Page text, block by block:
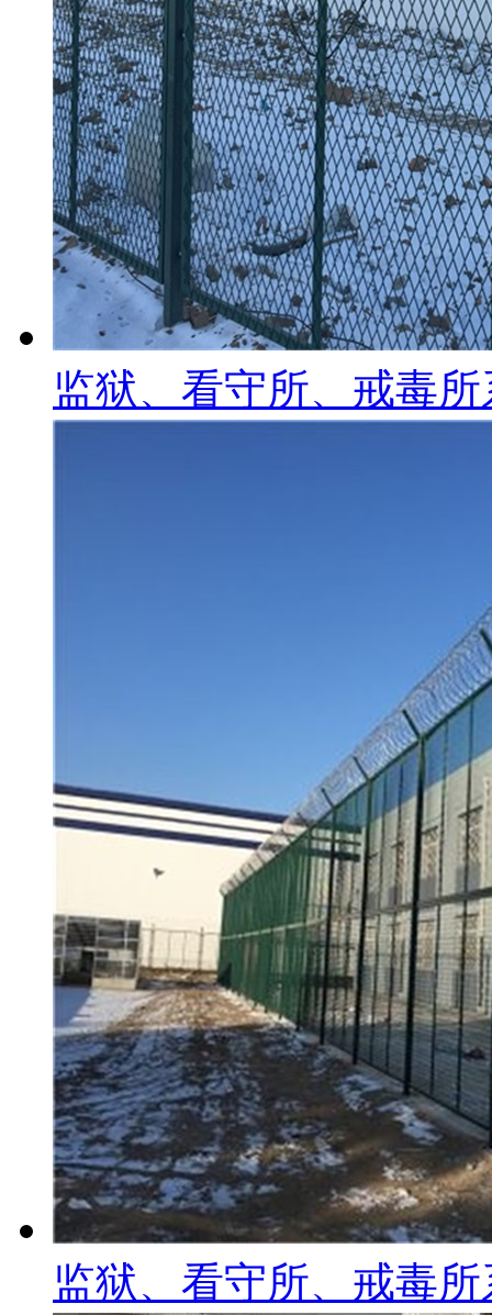
监狱、看守所、戒毒
监狱、看守所、戒毒